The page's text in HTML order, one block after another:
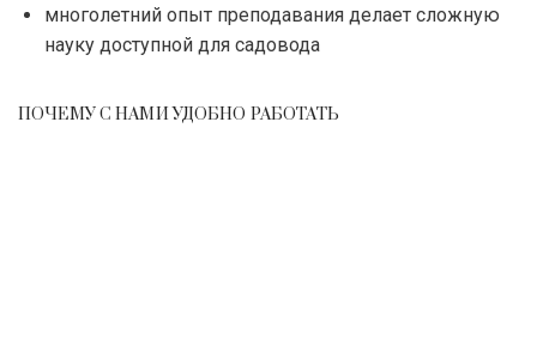
многолетний опыт преподавания делает сложную
науку доступной для садовода
ПОЧЕМУ С НАМИ УДОБНО РАБОТАТЬ